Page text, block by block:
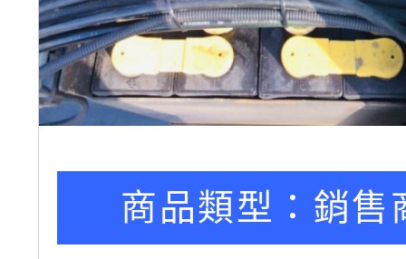
商品類型： 銷售